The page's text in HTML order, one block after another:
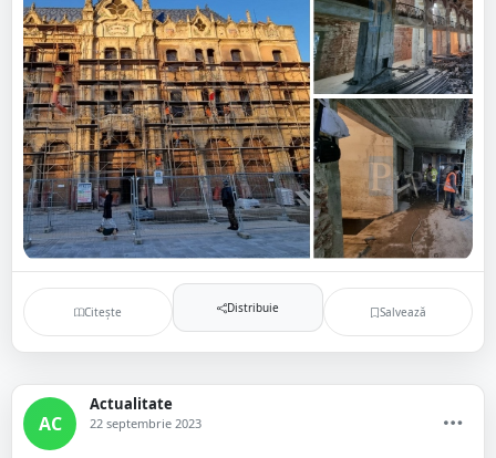
Citește Distribuie Salvează
AC
Actualitate
22 septembrie 2023